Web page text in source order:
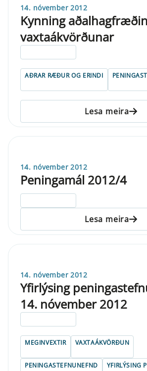
14. nóvember 2012
Kynning
vaxtaákvörðunar
AÐRAR RÆÐUR OG ERINDI
Lesa meira
14. nóvember 2012
Peningamál 2012/4
Lesa meira
14. nóvember 2012
Yfirlýsing
14. nóvember 2012
MEGINVEXTIR VAXTAÁKVÖRÐUN
PENINGASTEFNUNEFND YFIRLÝSING